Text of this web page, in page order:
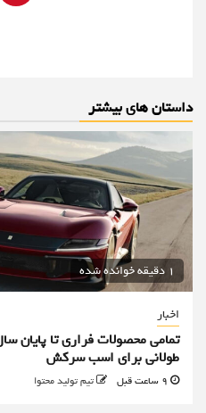
داستان های بیشتر
1 دقیقه خوانده شده
اخبار
طولانی برای اسب سرکش
تیم تولید محتوا